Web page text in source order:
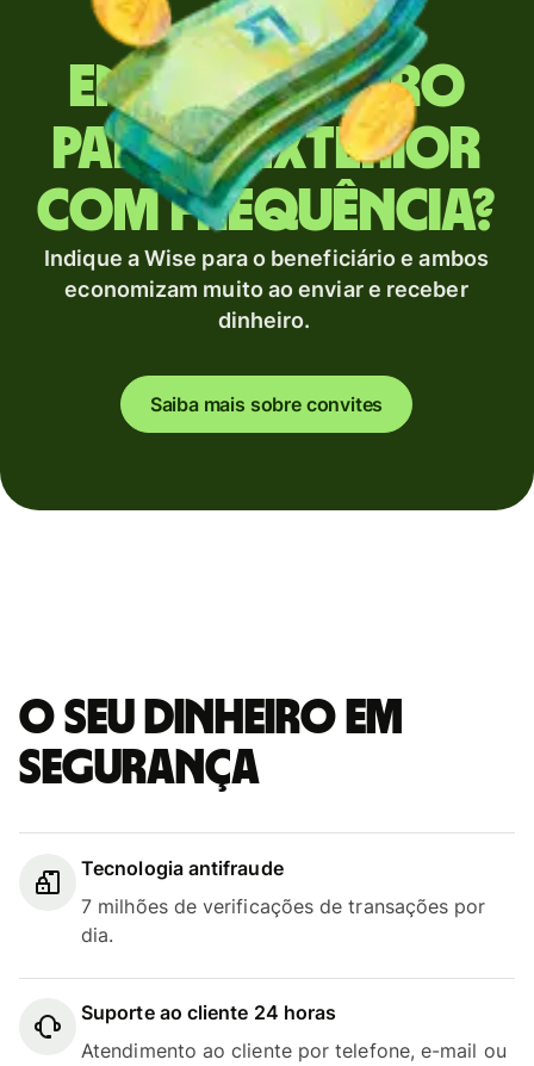
Envia dinheiro
para o exterior
com frequência?
Indique a Wise para o beneficiário e ambos
economizam muito ao enviar e receber
dinheiro.
Saiba mais sobre convites
O seu dinheiro em
segurança
Tecnologia antifraude
7 milhões de verificações de transações por
dia.
Suporte ao cliente 24 horas
Atendimento ao cliente por telefone, e-mail ou